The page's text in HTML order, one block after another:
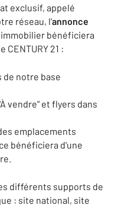
exclusif, appelé
réseau, l'annonce
bénéficiera
21 :
de notre base
vendre" et flyers dans
emplacements
bénéficiera d'une
différents supports de
: site national, site